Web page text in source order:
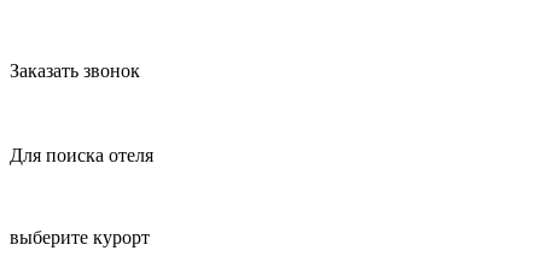
Заказать звонок
Для поиска отеля
выберите курорт